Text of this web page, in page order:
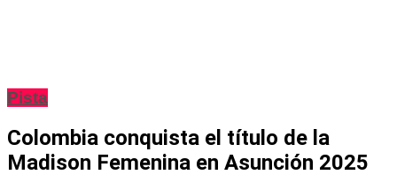
Pista
Colombia conquista el título de la
Madison Femenina en Asunción 2025